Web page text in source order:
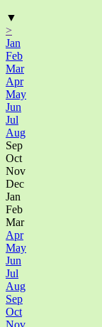
▼
>
Jan
Feb
Mar
Apr
May
Jun
Jul
Aug
Sep
Oct
Nov
Dec
Jan
Feb
Mar
Apr
May
Jun
Jul
Aug
Sep
Oct
Nov